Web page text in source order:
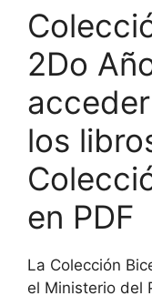
2Do
los
en PDF
La Colección
el Ministerio del